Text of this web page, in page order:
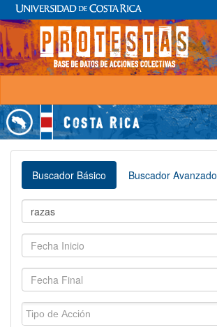
Buscador Básico Buscador Avanzado